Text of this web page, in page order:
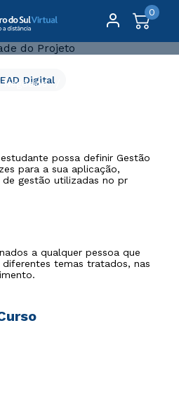
0
do
EAD Digital
possa definir Gestão
para a sua aplicação,
gestão utilizadas no pr
a qualquer pessoa que
temas tratados, nas